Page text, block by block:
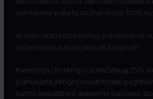
montavimo paketu dažnai viršija 3200
Ar oras-oras kaina skiriasi priklausomai
sistema bus naudojama tik šildymui?
Investicija į sistemą bus maždaug 25%
planuojate įrenginį naudoti kaip
šaltinį spaudžiant dideliems šalčiams.